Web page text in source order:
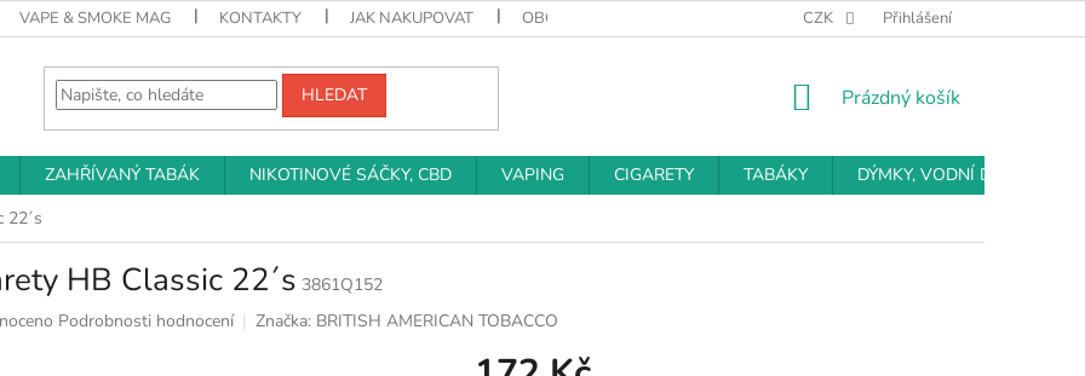
VAPE & SMOKE MAG KONTAKTY JAK NAKUPOVAT OBCHODNÍ PODMÍNKY PODMÍNKY OCHRANY OSOBNÍCH ÚDAJŮ
CZK Přihlášení
HLEDAT
NÁKUPNÍ
Prázdný košík
ZAHŘÍVANÝ TABÁK NIKOTINOVÉ SÁČKY, CBD VAPING CIGARETY TABÁKY
DÝMKY, VODNÍ DÝMKY
22´s
HB Classic 22´s 3861Q152
Podrobnosti hodnocení Značka: BRITISH AMERICAN TOBACCO